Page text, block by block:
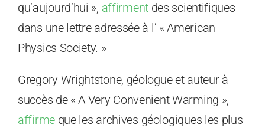
qu’aujourd’hui », affirmentdes scientifiques
dans une lettre adressée à l’ « American
Physics Society. »
Gregory Wrightstone, géologue et auteur à
succès de « A Very Convenient Warming »,
affirmeque les archives géologiques les plus